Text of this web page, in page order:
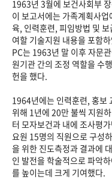
1963년 3월에 보건사회부
이 보고서에는 가족계획사
육, 인력훈련, 피임방법 및
여할 기술지원 내용을 포함
PC는 1963년 말 이후 자문
원기관 간의 조정 역할을 수
헌을 했다.
1964년에는 인력훈련, 홍보
위해 1년에 20만 불씩 지원
터 모자보건과 내에 조사평
요원 15명의 직원으로 구성
을 위한 진도측정과 결과에
인 발전을 학술적으로 파악
를 높이는데 크게 기여했다.